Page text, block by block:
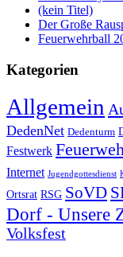
(kein Titel)
Der Große
Feuerwehrball
Kategorien
Allgemein
DedenNet Dedenturm
Festwerk
Internet Jugendgottesdienst
Ortsrat RSG SoVD
Dorf - Unsere
Volksfest